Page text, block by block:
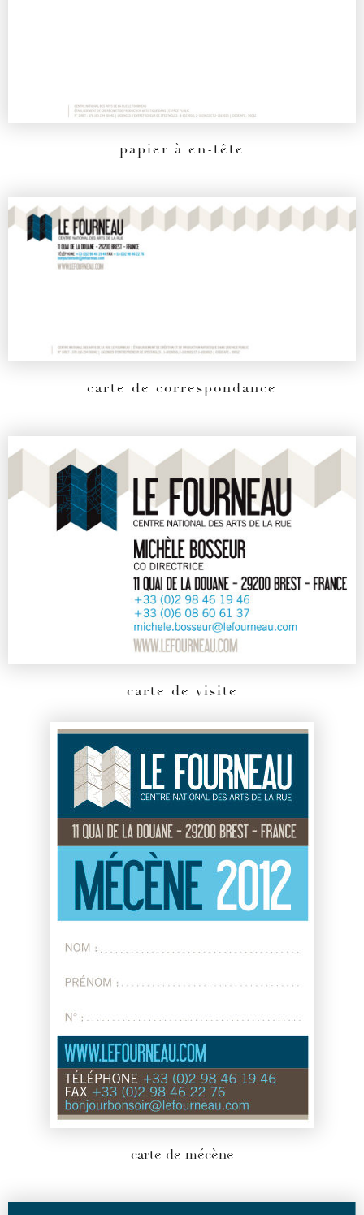
papier à en-tête
carte de correspondance
carte de visite
carte de mécène